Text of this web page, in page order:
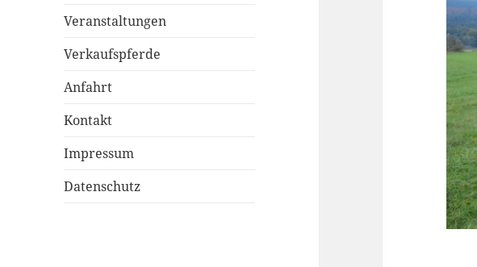
Veranstaltungen
Verkaufspferde
Anfahrt
Kontakt
Impressum
Datenschutz